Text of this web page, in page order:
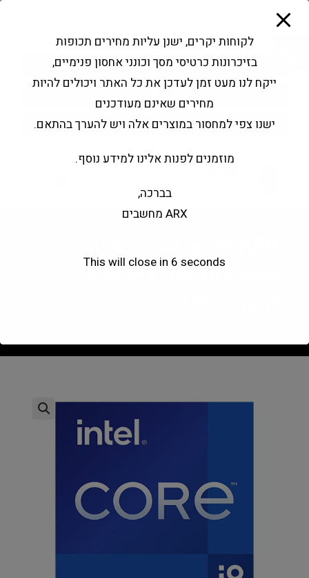
פתח סרגל נגישות
Products
search
החשבון שלי בקשה להצעה
5.8GHz 36MB cache
לקוחות יקרים, ישנן עליות מחירים תכופות
בזיכרונות כרטיסי מסך וכונני אחסון פנימיים,
ייקח לנו מעט זמן לעדכן את כל האתר ויכולים להיות
מחירים שאינם מעודכנים
ישנו צפי למחסור במוצרים אלה ויש להערך בהתאם.
מוזמנים לפנות אלינו למידע נוסף.
בברכה,
ARX מחשבים
This will close in 6 seconds